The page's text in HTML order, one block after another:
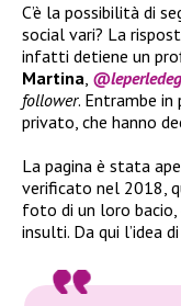
C’è la possibilità di
social vari? La
infatti detiene un
Martina,
follower. Entrambe in
privato, che hanno
La pagina è stata
verificato nel 2018,
foto di un loro
insulti. Da qui l’idea